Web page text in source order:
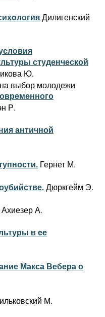
Дилигенский
студенческой
Ю.
выбор молодежи
Р.
античной
Гернет М.
Дюркгейм Э.
Ахиезер А.
в ее
Макса Вебера о
М.